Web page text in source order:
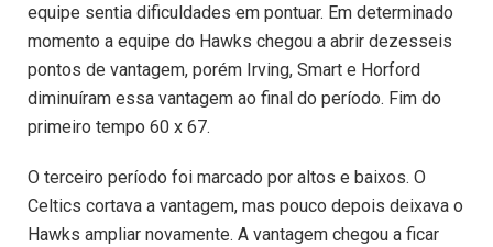
equipe sentia dificuldades em pontuar. Em determinado
momento a equipe do Hawks chegou a abrir dezesseis
pontos de vantagem, porém Irving, Smart e Horford
diminuíram essa vantagem ao final do período. Fim do
primeiro tempo 60 x 67.
O terceiro período foi marcado por altos e baixos. O
Celtics cortava a vantagem, mas pouco depois deixava o
Hawks ampliar novamente. A vantagem chegou a ficar